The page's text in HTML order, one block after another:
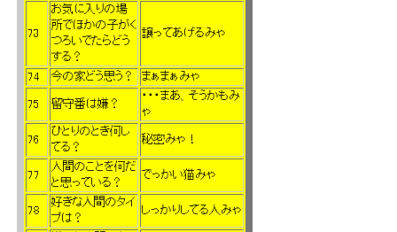
73
お気に入りの場
所でほかの子がく
つろいでたらどう
する？
譲ってあげるみゃ
74 今の家どう思う？ まぁまぁみゃ
75 留守番は嫌？
・・・まあ、そうかもみ
ゃ
76
ひとりのとき何し
てる？
秘密みゃ！
77
人間のことを何だ
と思っている？
でっかい猫みゃ
78
好きな人間のタイ
プは？
しっかりしてる人みゃ